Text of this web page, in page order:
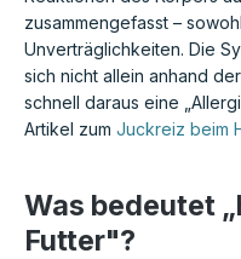
zusammengefasst –
Unverträglichkeiten. Die
sich nicht allein anhand
schnell daraus eine
Artikel zum Juckreiz beim
Was bedeutet
Futter"?